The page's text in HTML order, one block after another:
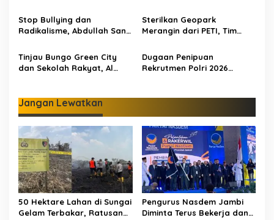
Rekrutmen Polri
Stop Bullying dan
Radikalisme, Abdullah Sani
Terdepan Bangsa
Sterilkan Geopark
Merangin dari PETI, Tim
Rakit Tambang Ilegal
Tinjau Bungo Green City
dan Sekolah Rakyat, Al
Infrastruktur
Dugaan Penipuan
Rekrutmen Polri 2026
Propam Polda Jambi
Jangan Lewatkan
50 Hektare Lahan di Sungai
Gelam Terbakar, Ratusan
Pengurus Nasdem Jambi
Diminta Terus Bekerja dan